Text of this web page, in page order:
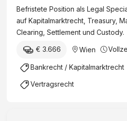
Befristete Position als Legal
auf Kapitalmarktrecht, Treasury,
Clearing, Settlement und Custody.
€ 3.666 Wien
Bankrecht / Kapitalmarktrecht
Vertragsrecht